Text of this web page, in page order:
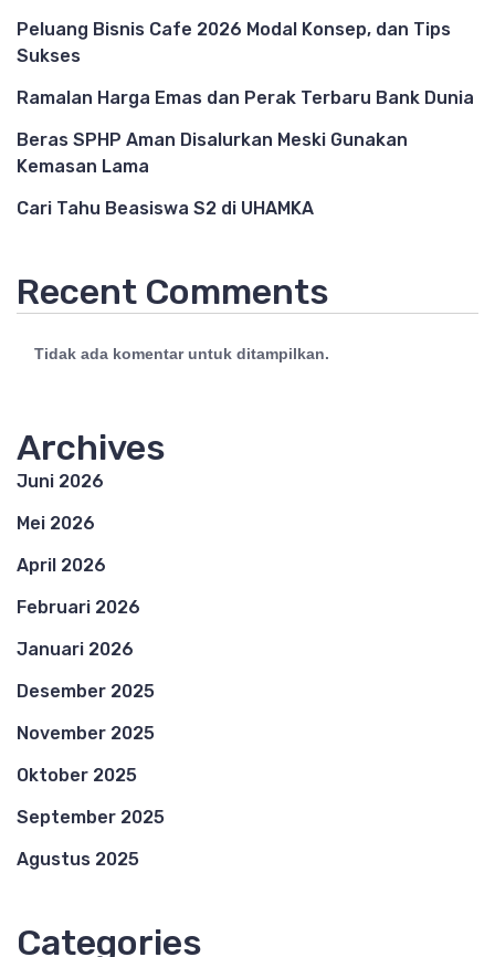
Peluang Bisnis Cafe 2026 Modal Konsep, dan Tips
Sukses
Ramalan Harga Emas dan Perak Terbaru Bank Dunia
Beras SPHP Aman Disalurkan Meski Gunakan
Kemasan Lama
Cari Tahu Beasiswa S2 di UHAMKA
Recent Comments
Tidak ada komentar untuk ditampilkan.
Archives
Juni 2026
Mei 2026
April 2026
Februari 2026
Januari 2026
Desember 2025
November 2025
Oktober 2025
September 2025
Agustus 2025
Categories